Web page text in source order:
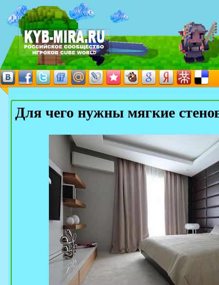
Для чего нужны мягкие